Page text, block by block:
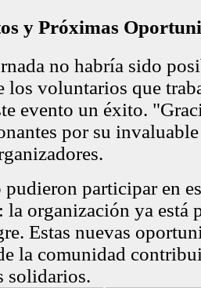
y Próximas
no habría sido
los voluntarios que
evento un éxito.
por su
pudieron participar en
la organización ya está
Estas nuevas
la comunidad
solidarios.